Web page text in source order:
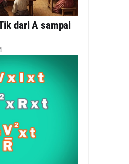
dari A sampai